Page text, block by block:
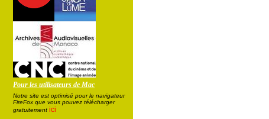
Pour les utilisateurs de Mac
Notre site est optimisé pour le navigateur
FireFox que vous pouvez télécharger
gratuitement ici